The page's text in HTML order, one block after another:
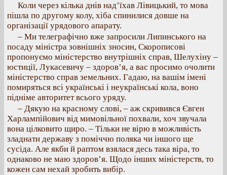
Коли через кілька днів над’їхав Лівицький, то мова
пішла по другому колу, хіба спинилися довше на
організації урядового апарату.
– Ми телеграфічно вже запросили Липинського на
посаду міністра зовнішніх зносин, Скорописові
пропонуємо міністерство внутрішніх справ, Шелухіну –
юстиції, Лукасевичу – здоров’я, а вас просимо очолити
міністерство справ земельних. Гадаю, на вашім імені
помиряться всі українські і неукраїнські кола, воно
підніме авторитет всього уряду.
– Дякую на красному слові, – аж скривився Євген
Харлампійович від мимовільної похвали, хоч звучала
вона цілковито щиро. – Тільки не вірю в можливість
зладнати державу з поміччю поляка чи іншого ще
сусіда. Але якби й раптом взялася десь така віра, то
однаково не маю здоров’я. Щодо інших міністерств, то
кожен сам нехай зробить вибір.